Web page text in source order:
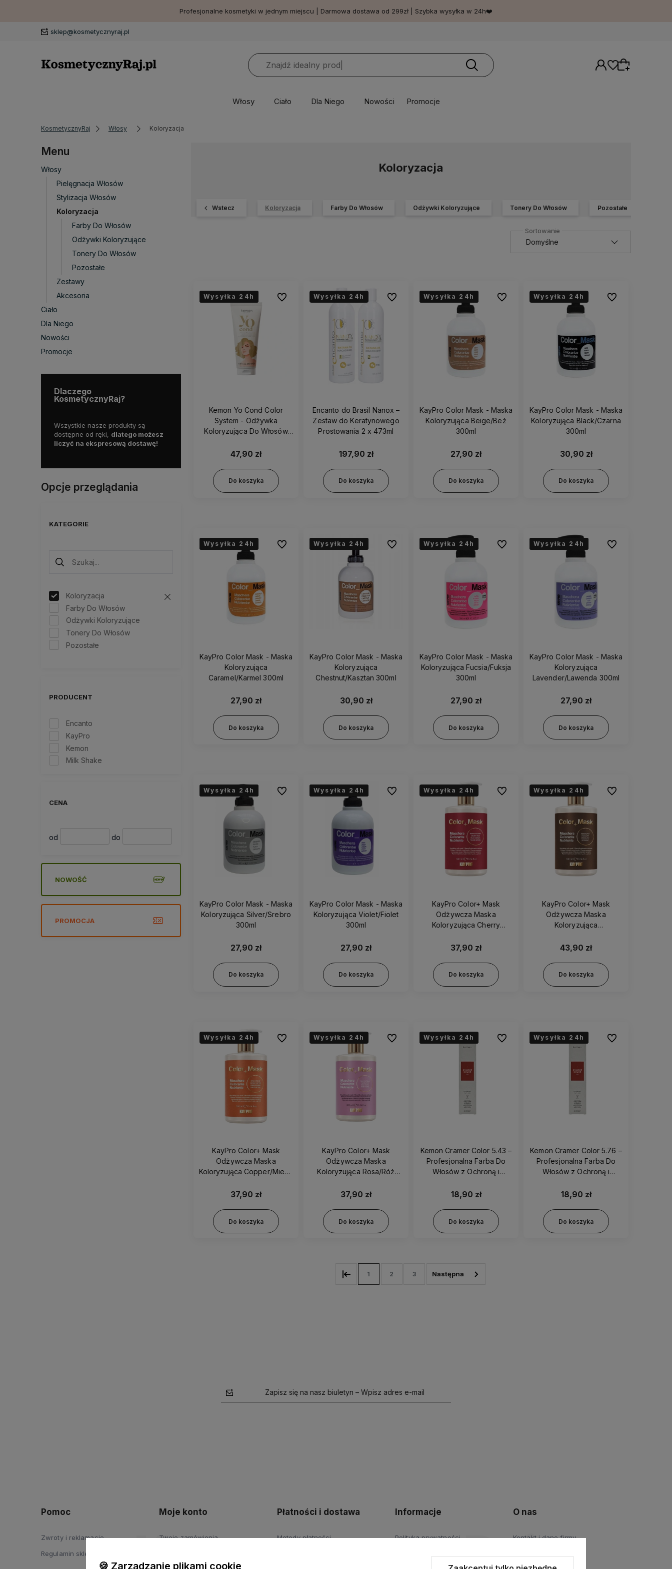
Profesjonalne kosmetyki w jednym miejscu | Darmowa dostawa od 299zł | Szybka wysyłka w 24h❤️
sklep@kosmetycznyraj.pl
Włosy Ciało Dla Niego Nowości Promocje
KosmetycznyRaj Włosy Koloryzacja
Menu
Włosy
Pielęgnacja Włosów
Stylizacja Włosów
Koloryzacja
Farby Do Włosów
Odżywki Koloryzujące
Tonery Do Włosów
Pozostałe
Zestawy
Akcesoria
Ciało
Dla Niego
Nowości
Promocje
Dlaczego
KosmetycznyRaj?
Wszystkie nasze produkty są
dostępne od ręki, dlatego możesz
liczyć na ekspresową dostawę!
Dostarczamy produkty
najwyższej jakości.
Wszystkie nasze produkty są
dostępne od ręki,dlatego możesz
Opcje przeglądania
KATEGORIE
Koloryzacja
Farby Do Włosów
Odżywki Koloryzujące
Tonery Do Włosów
Pozostałe
PRODUCENT
Encanto
KayPro
Kemon
Milk Shake
CENA
od do
NOWOŚĆ
PROMOCJA
Koloryzacja
Wstecz Koloryzacja Farby Do Włosów Odżywki Koloryzujące Tonery Do Włosów Pozostałe
Wysyłka 24h
Wysyłka 24h
Wysyłka 24h
Kemon Yo Cond Color
System - Odżywka
Koloryzująca Do Włosów
47,90 zł
Do koszyka
Do ulubionychWysyłka 24h
Encanto do Brasil Nanox –
Zestaw do Keratynowego
Prostowania 2 x 473ml
197,90 zł
Do koszyka
Do ulubionychWysyłka 24h
Wysyłka 24h
Wysyłka 24h
KayPro Color Mask - Maska
Koloryzująca Beige/Beż
300ml
27,90 zł
Do koszyka
Do ulubionychWysyłka 24h
KayPro Color Mask - Maska
Koloryzująca Black/Czarna
300ml
30,90 zł
Do koszyka
Do ulubionych
Wysyłka 24h
Wysyłka 24h
Wysyłka 24h
KayPro Color Mask - Maska
Koloryzująca
Caramel/Karmel 300ml
27,90 zł
Do koszyka
Do ulubionychWysyłka 24h
Wysyłka 24h
Wysyłka 24h
KayPro Color Mask - Maska
Koloryzująca
Chestnut/Kasztan 300ml
30,90 zł
Do koszyka
Do ulubionychWysyłka 24h
Wysyłka 24h
Wysyłka 24h
KayPro Color Mask - Maska
Koloryzująca Fucsia/Fuksja
300ml
27,90 zł
Do koszyka
Do ulubionychWysyłka 24h
Wysyłka 24h
Wysyłka 24h
KayPro Color Mask - Maska
Koloryzująca
Lavender/Lawenda 300ml
27,90 zł
Do koszyka
Do ulubionych
Wysyłka 24h
Wysyłka 24h
Wysyłka 24h
KayPro Color Mask - Maska
Koloryzująca Silver/Srebro
300ml
27,90 zł
Do koszyka
Do ulubionychWysyłka 24h
Wysyłka 24h
Wysyłka 24h
KayPro Color Mask - Maska
Koloryzująca Violet/Fiolet
300ml
27,90 zł
Do koszyka
Do ulubionychWysyłka 24h
KayPro Color+ Mask
Odżywcza Maska
Koloryzująca Cherry
37,90 zł
Do koszyka
Do ulubionychWysyłka 24h
KayPro Color+ Mask
Odżywcza Maska
Koloryzująca
300ml
43,90 zł
Do koszyka
Do ulubionych
Wysyłka 24h
KayPro Color+ Mask
Odżywcza Maska
Koloryzująca Copper/Miedź
37,90 zł
Do koszyka
Do ulubionychWysyłka 24h
KayPro Color+ Mask
Odżywcza Maska
Koloryzująca Rosa/Róż
37,90 zł
Do koszyka
Do ulubionychWysyłka 24h
Wysyłka 24h
Wysyłka 24h
Kemon Cramer Color 5.43 –
Profesjonalna Farba Do
Włosów z Ochroną i
18,90 zł
Do koszyka
Do ulubionychWysyłka 24h
Wysyłka 24h
Wysyłka 24h
Kemon Cramer Color 5.76 –
Profesjonalna Farba Do
Włosów z Ochroną i
18,90 zł
Do koszyka
Do ulubionych
1 2 3
Zapisz się na nasz biuletyn – Wpisz adres e-mail
Pomoc
Zwroty i reklamacje
Regulamin sklepu
Moje konto
Twoje zamówienia
Płatności i dostawa
Metody płatności
Informacje
Polityka prywatności
O nas
Kontakt i dane firmy
🍪 Zarządzanie plikami cookie